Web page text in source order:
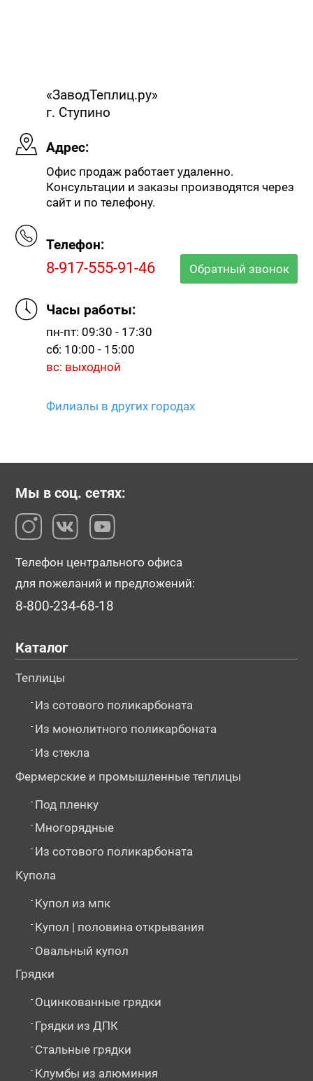
№121850
№129526 №129527
«ЗаводТеплиц.ру»
г. Ступино
Адрес:
Офис продаж работает удаленно.
Консультации и заказы производятся через
сайт и по телефону.
Телефон:
8-917-555-91-46 Обратный звонок
Часы работы:
пн-пт: 09:30 - 17:30
сб: 10:00 - 15:00
вс: выходной
Филиалы в других городах
Мы в соц. сетях:
Телефон центрального офиса
для пожеланий и предложений:
8-800-234-68-18
Каталог
Теплицы
- Из сотового поликарбоната
- Из монолитного поликарбоната
- Из стекла
Фермерские и промышленные теплицы
- Под пленку
- Многорядные
- Из сотового поликарбоната
Купола
- Купол из мпк
- Купол | половина открывания
- Овальный купол
Грядки
- Оцинкованные грядки
- Грядки из ДПК
- Стальные грядки
- Клумбы из алюминия